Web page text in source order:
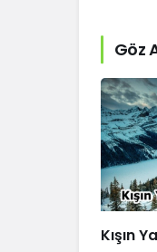
Göz
Kışın